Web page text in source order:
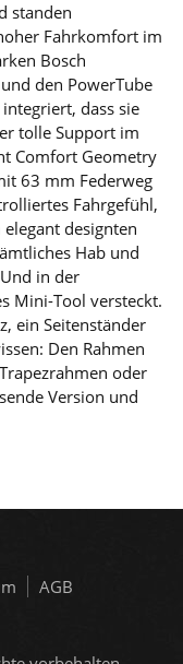
standen
Fahrkomfort im
Bosch
den PowerTube
dass sie
tolle Support im
Comfort Geometry
63 mm Federweg
Fahrgefühl,
designten
Hab und
in der
Mini-Tool versteckt.
ein Seitenständer
Den Rahmen
oder
Version und
AGB